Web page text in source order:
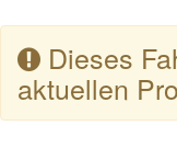
Dieses
aktuellen